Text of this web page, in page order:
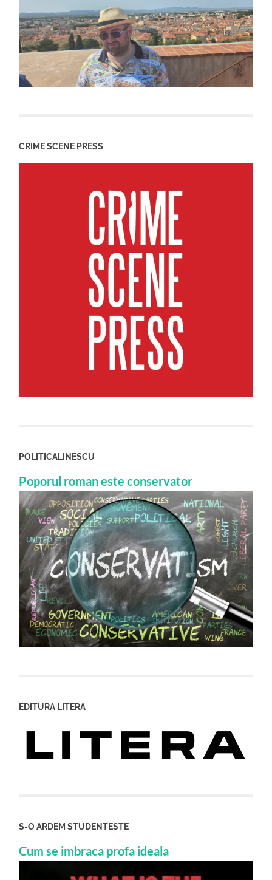
CRIME SCENE PRESS
POLITICALINESCU
Poporul roman este conservator
EDITURA LITERA
S-O ARDEM STUDENTESTE
Cum se imbraca profa ideala